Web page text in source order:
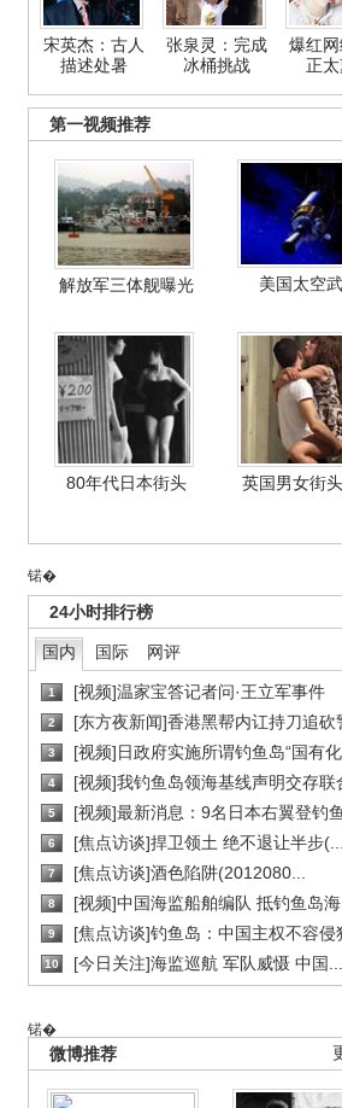
宋英杰：古人
描述处暑
张泉灵：完成
冰桶挑战
爆红
正
第一视频推荐
解放军三体舰曝光 美国太空
80年代日本街头 英国男女街
锘�
24小时排行榜
国内 国际 网评
1 [视频]温家宝答记者问·王立军事件
2 [东方夜新闻]香港黑帮内讧持刀追砍
3 [视频]日政府实施所谓钓鱼岛“国有化
4 [视频]我钓鱼岛领海基线声明交存联
5 [视频]最新消息：9名日本右翼登钓鱼
6 [焦点访谈]捍卫领土 绝不退让半步(...
7 [焦点访谈]酒色陷阱(2012080...
8 [视频]中国海监船舶编队 抵钓鱼岛海
9 [焦点访谈]钓鱼岛：中国主权不容侵
10 [今日关注]海监巡航 军队威慑 中国...
锘�
微博推荐